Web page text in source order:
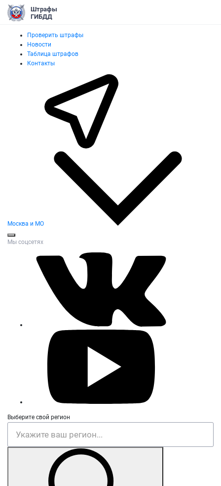
Штрафы
ГИБДД
Проверить штрафы
Новости
Таблица штрафов
Контакты
Москва и МО
Мы соцсетях
Выберите свой регион